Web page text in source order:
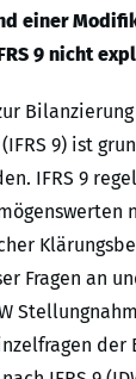
einer
9 nicht
9) ist
IFRS 9
Fragen an
der